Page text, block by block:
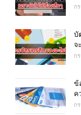
ก
บั
จ
ก
ข้
ค
ก